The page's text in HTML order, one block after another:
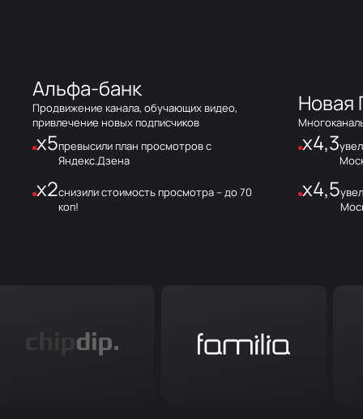
Альфа-банк
Продвижение канала, обучающих видео,
привлечение новых подписчиков
x5превысили план просмотров с
Яндекс.Дзена
x2снизили стоимость просмотра – до 70
коп!
Новая
x4,3
x4,5